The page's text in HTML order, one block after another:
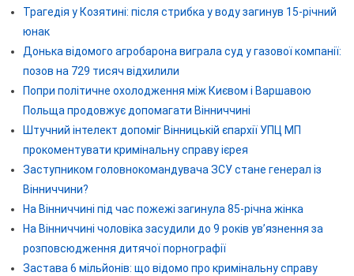
Трагедія у Козятині: після стрибка у воду загинув 15-річний
юнак
Донька відомого агробарона виграла суд у газової компанії:
позов на 729 тисяч відхилили
Попри політичне охолодження між Києвом і Варшавою
Польща продовжує допомагати Вінниччині
Штучний інтелект допоміг Вінницькій єпархії УПЦ МП
прокоментувати кримінальну справу ієрея
Заступником головнокомандувача ЗСУ стане генерал із
Вінниччини?
На Вінниччині під час пожежі загинула 85-річна жінка
На Вінниччині чоловіка засудили до 9 років ув’язнення за
розповсюдження дитячої порнографії
Застава 6 мільйонів: що відомо про кримінальну справу